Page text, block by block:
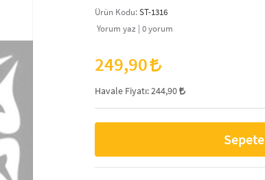
Ürün Kodu:ST-1316
Yorum yaz | 0yorum
249,90
Havale Fiyatı:244,90